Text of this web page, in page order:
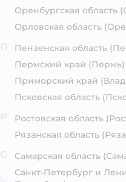
Оренбургская область
Орловская область
Пензенская область
Пермский край (Пермь)
Приморский край
Псковская область
Ростовская область
Рязанская область
Самарская область
Санкт-Петербург и